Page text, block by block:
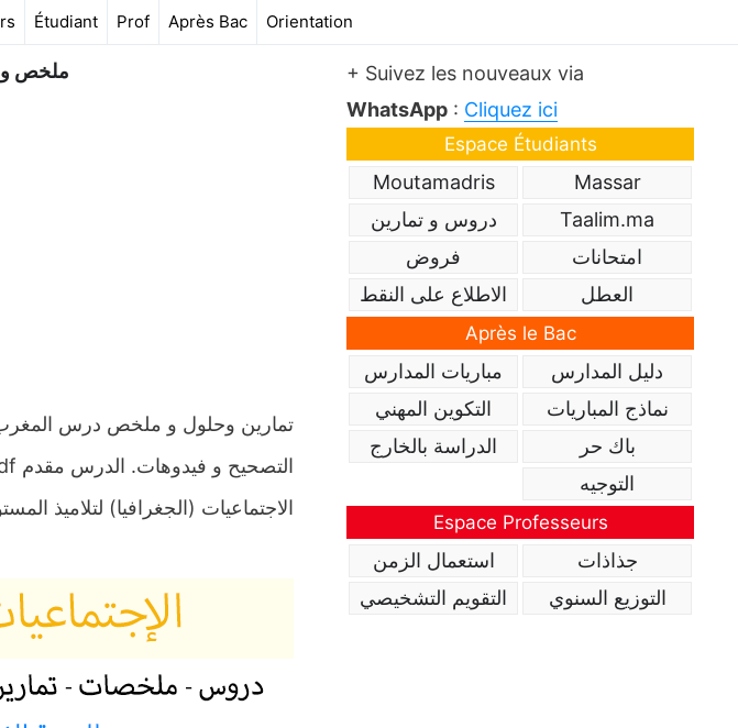
Étudiant Prof Après Bac Orientation
ملخص و
تمارين وحلول و ملخص درس المغرب
الاجتماعيات (الجغرافيا) لتلاميذ
+ Suivez les nouveaux via
WhatsApp : Cliquez ici
Espace Étudiants
Massar
Moutamadris
Taalim.ma
دروس و تمارين
امتحانات
فروض
العطل
الاطلاع على النقط
Après le Bac
دليل المدارس
مباريات المدارس
نماذج المباريات
التكوين المهني
باك حر
الدراسة بالخارج
التوجيه
Espace Professeurs
جذاذات
استعمال الزمن
التوزيع السنوي
التقويم التشخيصي